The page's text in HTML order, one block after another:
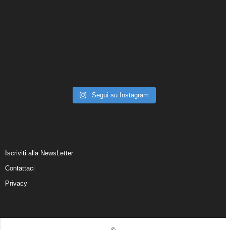
Segui su Instagram
Iscriviti alla NewsLetter
Contattaci
Privacy